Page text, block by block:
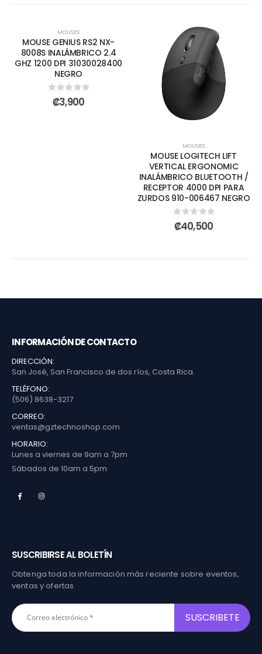
MOUSES
MOUSE GENIUS RS2 NX-
8008S INALÁMBRICO 2.4
GHZ 1200 DPI 31030028400
NEGRO
out of 5
₡3,900
MOUSES
MOUSE LOGITECH LIFT
VERTICAL ERGONOMIC
INALÁMBRICO BLUETOOTH /
RECEPTOR 4000 DPI PARA
ZURDOS 910-006467 NEGRO
0out of 5
₡40,500
INFORMACIÓN DE CONTACTO
DIRECCIÓN:
San José, San Francisco de dos ríos, Costa Rica.
TELÉFONO:
(506) 8638-3217
CORREO:
ventas@gztechnoshop.com
HORARIO:
Lunes a viernes de 9am a 7pm
Sábados de 10am a 5pm
SUSCRIBIRSE AL BOLETÍN
Obtenga toda la información más reciente sobre eventos,
ventas y ofertas